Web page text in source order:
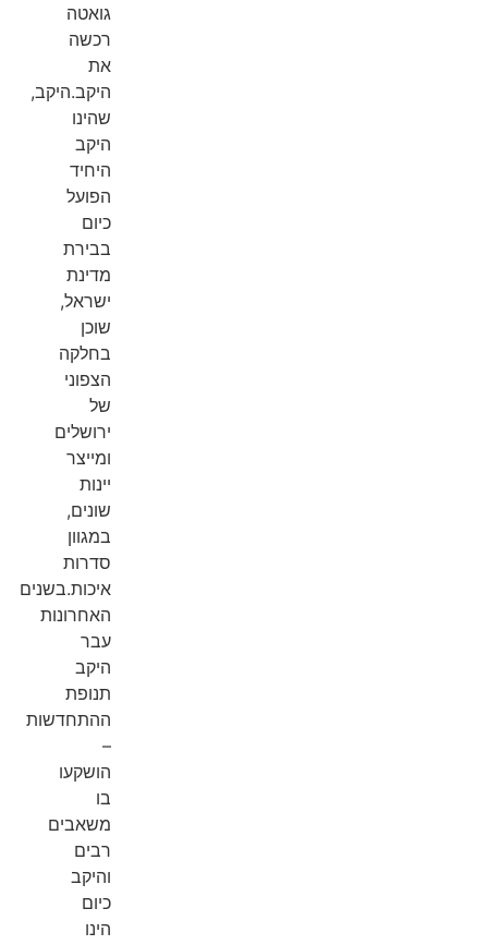
גואטה
רכשה
את
היקב.היקב,
שהינו
היקב
היחיד
הפועל
כיום
בבירת
מדינת
ישראל,
שוכן
בחלקה
הצפוני
של
ירושלים
ומייצר
יינות
שונים,
במגוון
סדרות
איכות.בשנים
האחרונות
עבר
היקב
תנופת
ההתחדשות
–
הושקעו
בו
משאבים
רבים
והיקב
כיום
הינו